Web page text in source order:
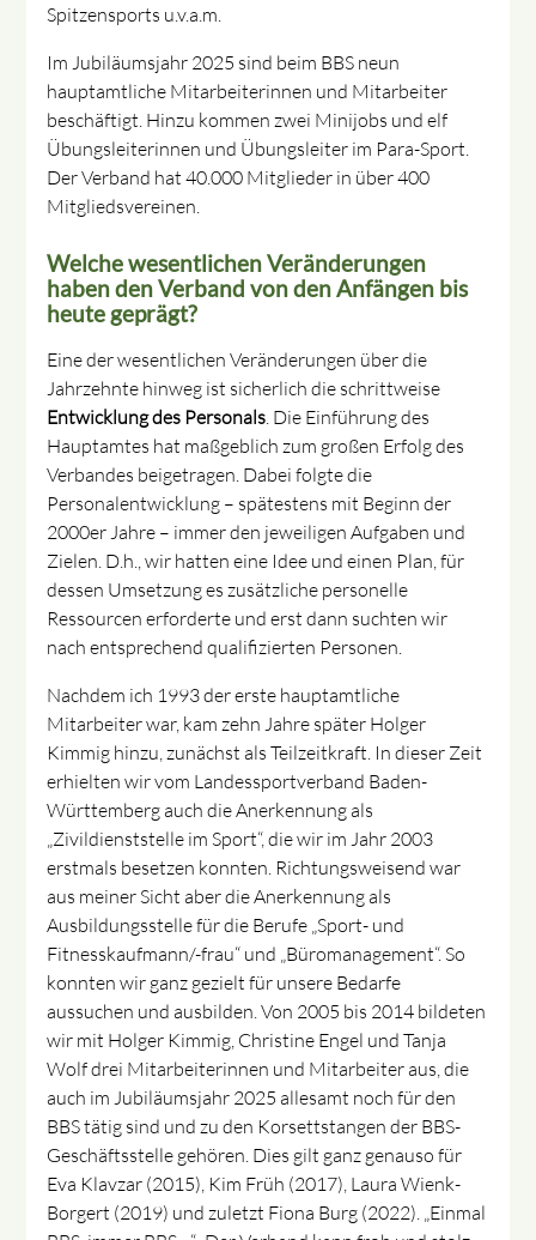
Spitzensports u.v.a.m.
Im Jubiläumsjahr 2025 sind beim BBS neun
hauptamtliche Mitarbeiterinnen und Mitarbeiter
beschäftigt. Hinzu kommen zwei Minijobs und elf
Übungsleiterinnen und Übungsleiter im Para-Sport.
Der Verband hat 40.000 Mitglieder in über 400
Mitgliedsvereinen.
Welche wesentlichen Veränderungen
haben den Verband von den Anfängen bis
heute geprägt?
Eine der wesentlichen Veränderungen über die
Jahrzehnte hinweg ist sicherlich die schrittweise
Entwicklung des Personals . Die Einführung des
Hauptamtes hat maßgeblich zum großen Erfolg des
Verbandes beigetragen. Dabei folgte die
Personalentwicklung – spätestens mit Beginn der
2000er Jahre – immer den jeweiligen Aufgaben und
Zielen. D.h., wir hatten eine Idee und einen Plan, für
dessen Umsetzung es zusätzliche personelle
Ressourcen erforderte und erst dann suchten wir
nach entsprechend qualifizierten Personen.
Nachdem ich 1993 der erste hauptamtliche
Mitarbeiter war, kam zehn Jahre später Holger
Kimmig hinzu, zunächst als Teilzeitkraft. In dieser Zeit
erhielten wir vom Landessportverband Baden-
Württemberg auch die Anerkennung als
„Zivildienststelle im Sport“, die wir im Jahr 2003
erstmals besetzen konnten. Richtungsweisend war
aus meiner Sicht aber die Anerkennung als
Ausbildungsstelle für die Berufe „Sport- und
Fitnesskaufmann/-frau“ und „Büromanagement“. So
konnten wir ganz gezielt für unsere Bedarfe
aussuchen und ausbilden. Von 2005 bis 2014 bildeten
wir mit Holger Kimmig, Christine Engel und Tanja
Wolf drei Mitarbeiterinnen und Mitarbeiter aus, die
auch im Jubiläumsjahr 2025 allesamt noch für den
BBS tätig sind und zu den Korsettstangen der BBS-
Geschäftsstelle gehören. Dies gilt ganz genauso für
Eva Klavzar (2015), Kim Früh (2017), Laura Wienk-
Borgert (2019) und zuletzt Fiona Burg (2022). „Einmal